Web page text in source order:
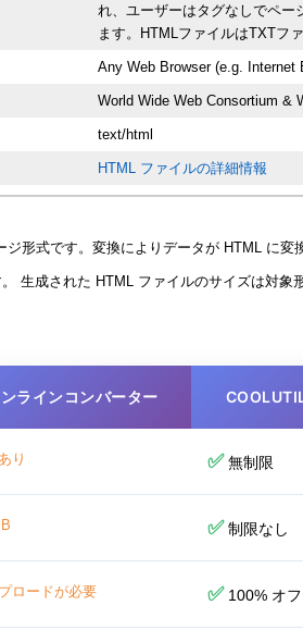
れ、ユーザーはタグなしでペー
ます。HTMLファイルはTXTフ
Any Web Browser (e.g. Internet
World Wide Web Consortium &
text/html
HTML ファイルの詳細情報
形式です。変換によりデータが HTML に変
生成された HTML ファイルのサイズは対象
ラインコンバーター
り ✅無制限
✅制限なし
ロードが必要 ✅100% オ